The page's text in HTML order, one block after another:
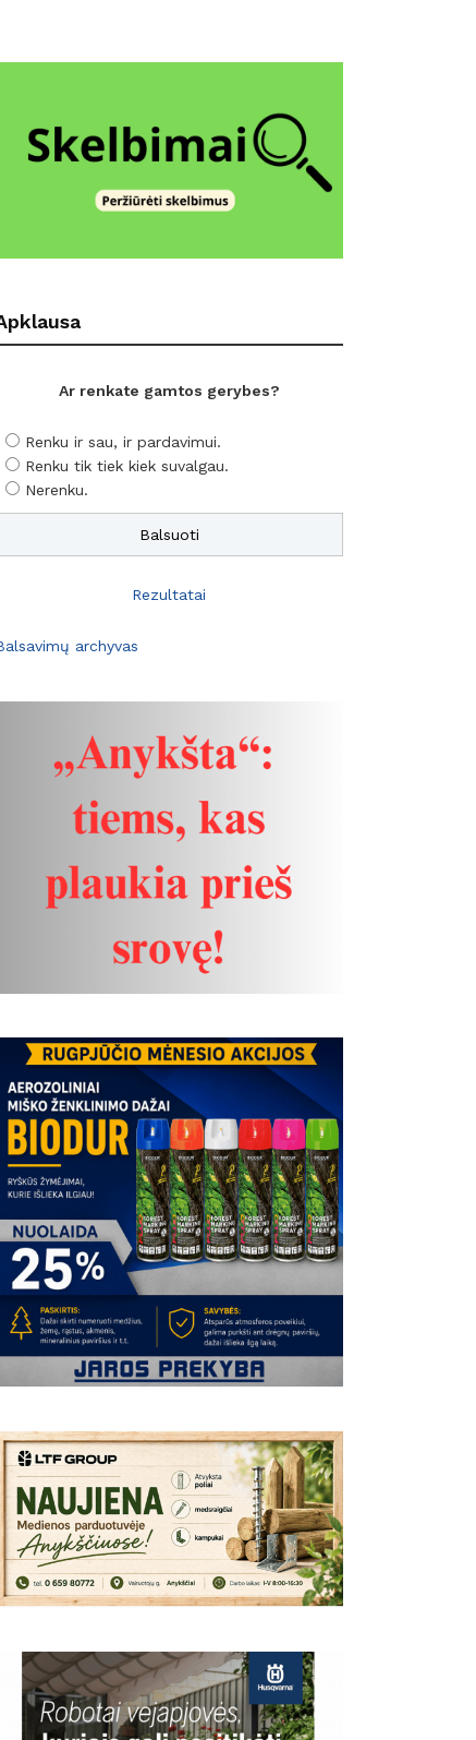
Ar renkate gamtos gerybes?
Renku ir sau, ir pardavimui.
Renku tik tiek kiek suvalgau.
Nerenku.
Rezultatai
archyvas